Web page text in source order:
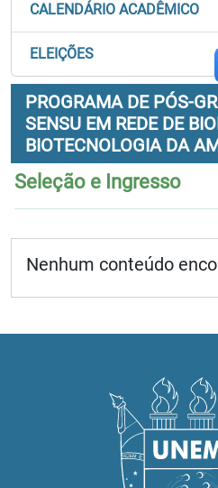
CALENDÁRIO ACADÊMICO
ELEIÇÕES
PROGRAMA DE PÓS-
SENSU EM REDE DE
BIOTECNOLOGIA DA
Seleção e Ingresso
Nenhum conteúdo